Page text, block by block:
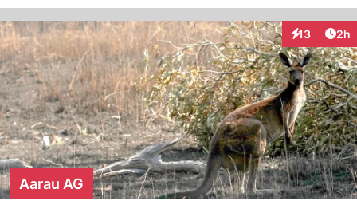
13
Interaktionen
2h
Aarau AG